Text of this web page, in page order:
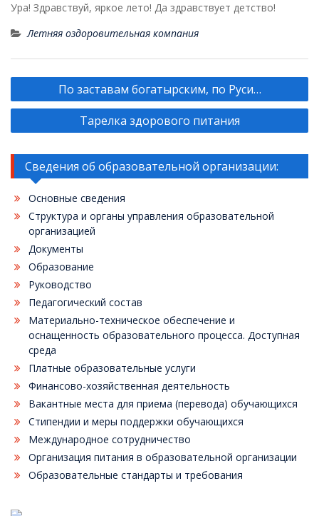
Ура! Здравствуй, яркое лето! Да здравствует детство!
Летняя оздоровительная компания
Навигация
по
По заставам богатырским, по Руси…
Тарелка здорового питания
Сведения об образовательной организации:
Основные сведения
Структура и органы управления образовательной
организацией
Документы
Образование
Руководство
Педагогический состав
Материально-техническое обеспечение и
оснащенность образовательного процесса. Доступная
среда
Платные образовательные услуги
Финансово-хозяйственная деятельность
Вакантные места для приема (перевода) обучающихся
Стипендии и меры поддержки обучающихся
Международное сотрудничество
Организация питания в образовательной организации
Образовательные стандарты и требования